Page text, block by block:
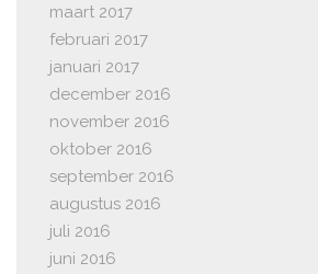
maart 2017
februari 2017
januari 2017
december 2016
november 2016
oktober 2016
september 2016
augustus 2016
juli 2016
juni 2016